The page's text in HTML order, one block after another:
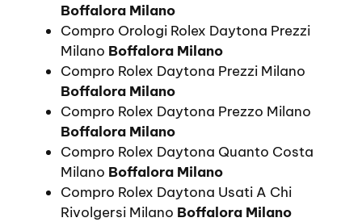
Boffalora Milano
Compro Orologi Rolex Daytona Prezzi
Milano Boffalora Milano
Compro Rolex Daytona Prezzi Milano
Boffalora Milano
Compro Rolex Daytona Prezzo Milano
Boffalora Milano
Compro Rolex Daytona Quanto Costa
Milano Boffalora Milano
Compro Rolex Daytona Usati A Chi
Rivolgersi Milano Boffalora Milano